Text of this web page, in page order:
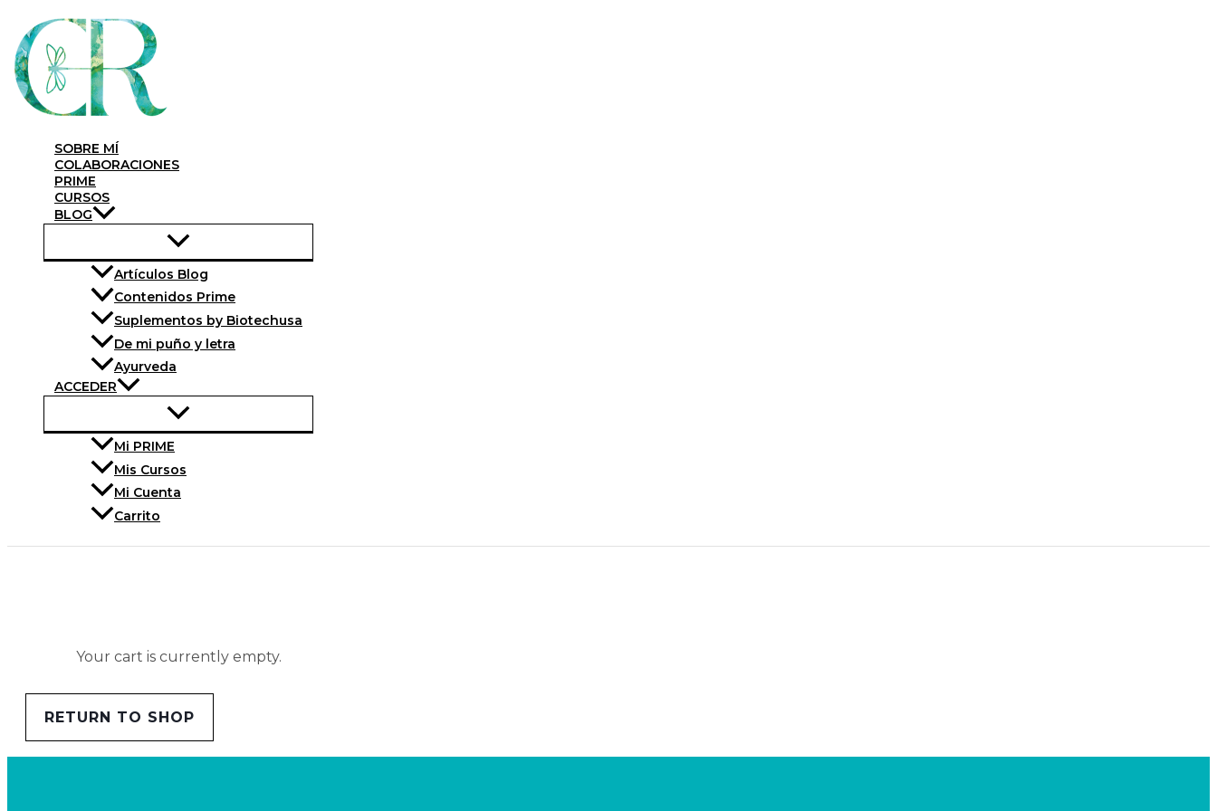
content
SOBRE MÍ
COLABORACIONES
PRIME
CURSOS
BLOG
Artículos Blog
Contenidos Prime
Suplementos by Biotechusa
De mi puño y letra
Ayurveda
ACCEDER
Mi PRIME
Mis Cursos
Mi Cuenta
Carrito
Your cart is currently empty.
RETURN TO SHOP